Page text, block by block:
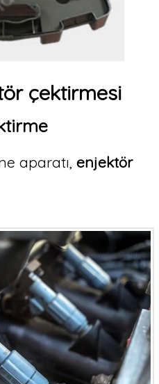
çektirmesi
aparatı, enjektör